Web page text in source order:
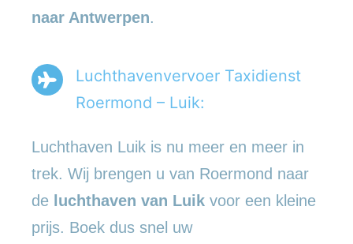
naar Antwerpen.
Luchthavenvervoer Taxidienst
Roermond – Luik:
Luchthaven Luik is nu meer en meer in
trek. Wij brengen u van Roermond naar
de luchthaven van Luik voor een kleine
prijs. Boek dus snel uw